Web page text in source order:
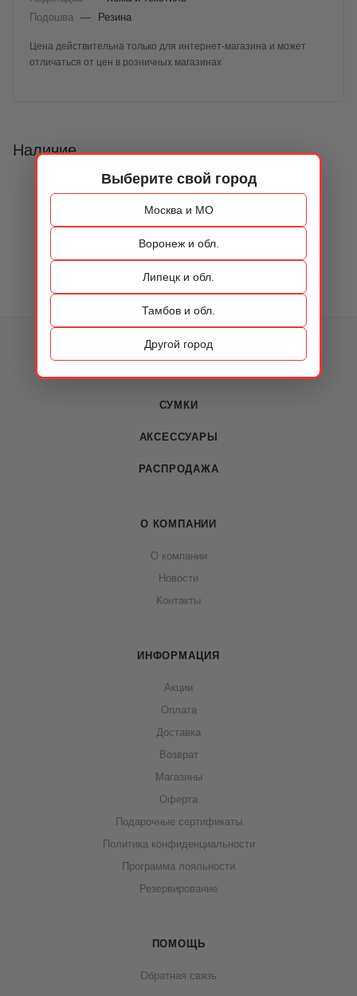
Выберите свой город
Москва и МО
Воронеж и обл.
Липецк и обл.
Тамбов и обл.
Другой город
Подошва
— Резина
Цена действительна только для интернет-магазина и может
отличаться от цен в розничных магазинах
Наличие
КАТАЛОГ
СУМКИ
АКСЕССУАРЫ
РАСПРОДАЖА
О КОМПАНИИ
О компании
Новости
Контакты
ИНФОРМАЦИЯ
Акции
Оплата
Доставка
Возврат
Магазины
Оферта
Подарочные сертификаты
Политика конфиденциальности
Программа лояльности
Резервирование
ПОМОЩЬ
Обратная связь